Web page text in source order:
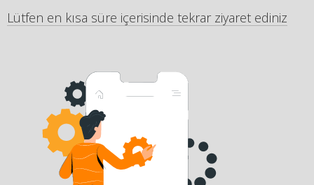
Lütfen en kısa süre içerisinde tekrar ziyaret ediniz